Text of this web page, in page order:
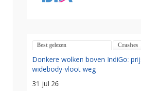
Best gelezen Crashes
Donkere wolken boven IndiGo:
widebody-vloot weg
31 jul 26